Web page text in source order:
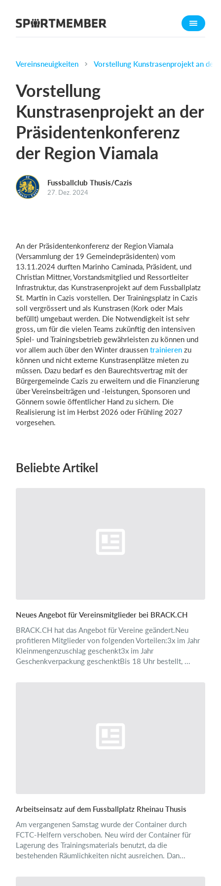
Über SportMember
Funktionen
Trainingsplan
Mitgliedsbeitrag
Homepage erstellen
Vereins App
Einloggen
Vereinsneuigkeiten Vorstellung Kunstrasenprojekt an der
Vorstellung
Kunstrasenprojekt an der
Präsidentenkonferenz
der Region Viamala
Fussballclub Thusis/Cazis
27. Dez. 2024
An der Präsidentenkonferenz der Region Viamala
(Versammlung der 19 Gemeindepräsidenten) vom
13.11.2024 durften Marinho Caminada, Präsident, und
Christian Mittner, Vorstandsmitglied und Ressortleiter
Infrastruktur, das Kunstrasenprojekt auf dem Fussballplatz
St. Martin in Cazis vorstellen. Der Trainingsplatz in Cazis
soll vergrössert und als Kunstrasen (Kork oder Mais
befüllt) umgebaut werden. Die Notwendigkeit ist sehr
gross, um für die vielen Teams zukünftig den intensiven
Spiel- und Trainingsbetrieb gewährleisten zu können und
vor allem auch über den Winter draussen trainieren zu
können und nicht externe Kunstrasenplätze mieten zu
müssen. Dazu bedarf es den Baurechtsvertrag mit der
Bürgergemeinde Cazis zu erweitern und die Finanzierung
über Vereinsbeiträgen und -leistungen, Sponsoren und
Gönnern sowie öffentlicher Hand zu sichern. Die
Realisierung ist im Herbst 2026 oder Frühling 2027
vorgesehen.
Beliebte Artikel
Neues Angebot für Vereinsmitglieder bei BRACK.CH
BRACK.CH hat das Angebot für Vereine geändert.Neu
profitieren Mitglieder von folgenden Vorteilen:3x im Jahr
Kleinmengenzuschlag geschenkt3x im Jahr
Geschenkverpackung geschenktBis 18 Uhr bestellt, ...
Arbeitseinsatz auf dem Fussballplatz Rheinau Thusis
Am vergangenen Samstag wurde der Container durch
FCTC-Helfern verschoben. Neu wird der Container für
Lagerung des Trainingsmaterials benutzt, da die
bestehenden Räumlichkeiten nicht ausreichen. Dan...